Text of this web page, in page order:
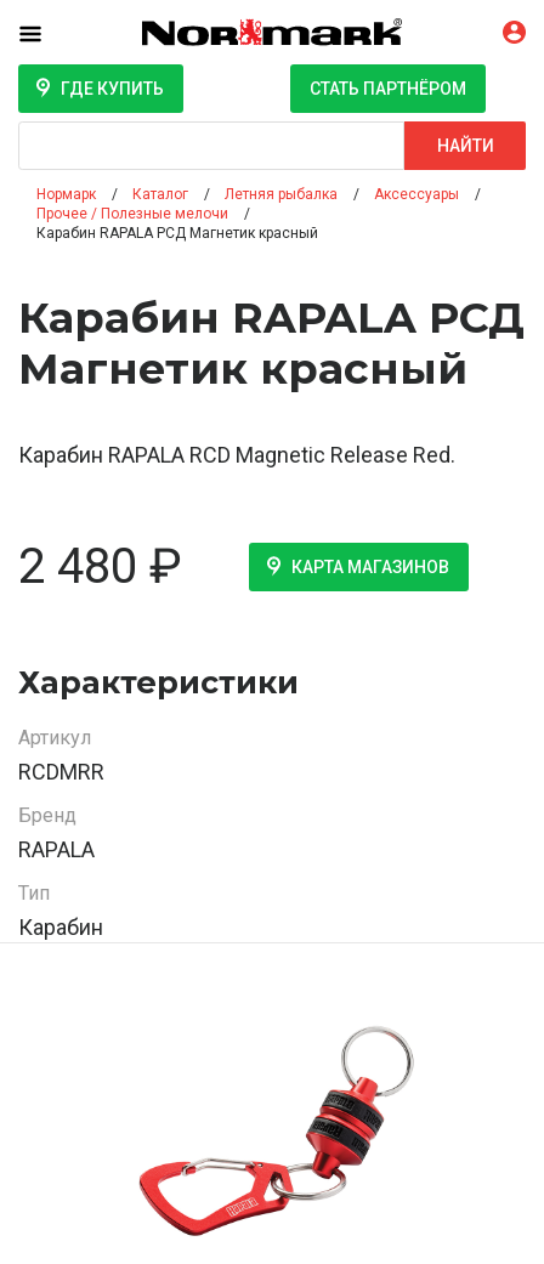
ГДЕ КУПИТЬ СТАТЬ ПАРТНЁРОМ
НАЙТИ
Нормарк Каталог Летняя рыбалка
Аксессуары
Прочее / Полезные мелочи
Карабин RAPALA РСД Магнетик красный
Карабин RAPALA РСД
Магнетик красный
Карабин RAPALA RCD Magnetic Release Red.
2 480 ₽ КАРТА МАГАЗИНОВ
Характеристики
Артикул
RCDMRR
Бренд
RAPALA
Тип
Карабин